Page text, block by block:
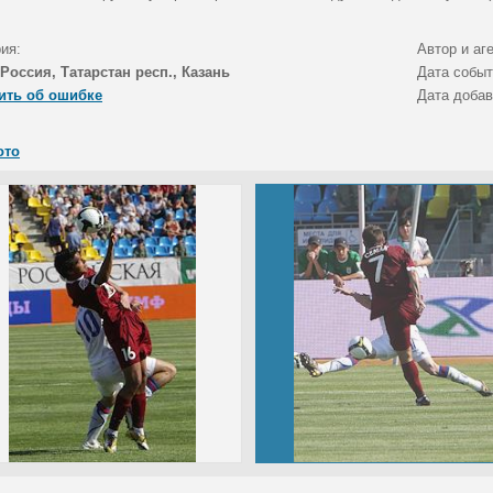
Автор и
Россия, Татарстан респ., Казань
Дата
об ошибке
Дата